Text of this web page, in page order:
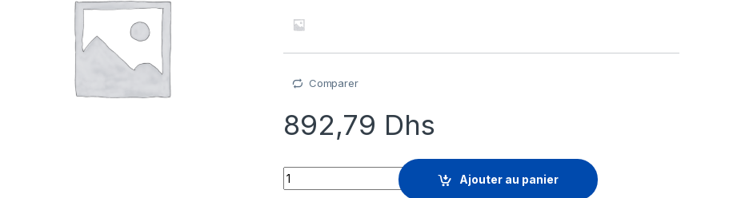
Comparer
892,79 Dhs
BitDefender GravityZone Elite - renouvellement de la licence d'abonnement (3
Ajouter au panier